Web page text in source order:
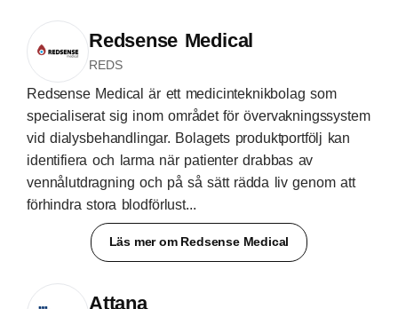
Redsense Medical
REDS
Redsense Medical är ett medicinteknikbolag som
specialiserat sig inom området för övervakningssystem
vid dialysbehandlingar. Bolagets produktportfölj kan
identifiera och larma när patienter drabbas av
vennålutdragning och på så sätt rädda liv genom att
förhindra stora blodförlust...
Läs mer om Redsense Medical
Attana